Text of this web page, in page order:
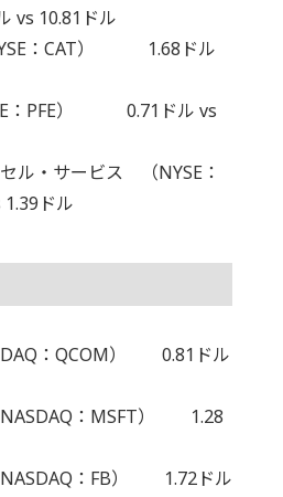
ドル
：CAT） 1.68ドル
：PFE） 0.71ドル vs
ル・サービス （NYSE：
ドル
：QCOM） 0.81ドル
：MSFT） 1.28
：FB） 1.72ドル